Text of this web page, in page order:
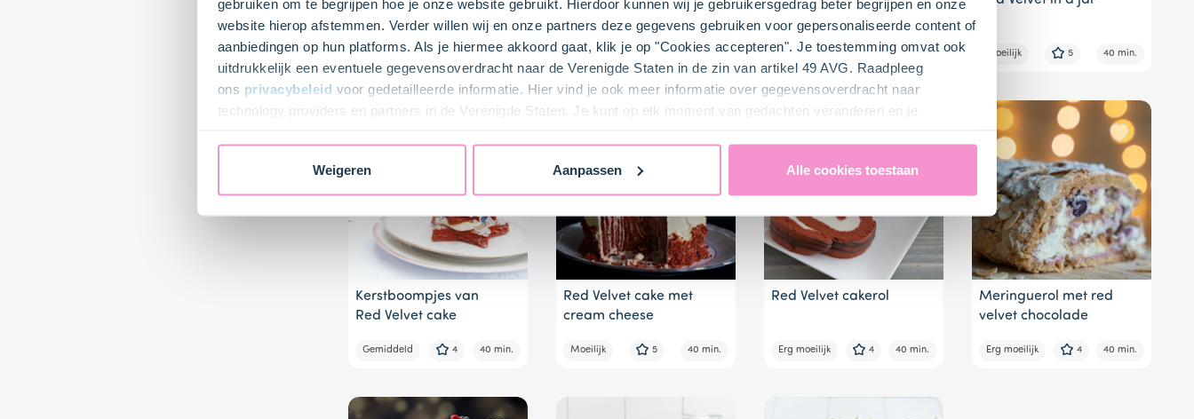
gebruiken om te begrijpen hoe je onze website gebruikt. Hierdoor kunnen wij je gebruikersgedrag beter begrijpen en onze
website hierop afstemmen. Verder willen wij en onze partners deze gegevens gebruiken voor gepersonaliseerde content of
aanbiedingen op hun platforms. Als je hiermee akkoord gaat, klik je op "Cookies accepteren". Je toestemming omvat ook
uitdrukkelijk een eventuele gegevensoverdracht naar de Verenigde Staten in de zin van artikel 49 AVG. Raadpleeg
ons privacybeleid voor gedetailleerde informatie. Hier vind je ook meer informatie over gegevensoverdracht naar
technology providers en partners in de Verenigde Staten. Je kunt op elk moment van gedachten veranderen en je
Weigeren Aanpassen Alle cookies toestaan
sneeuwpoppen
Moeilijk 0 40 min. Erg moeilijk 3 25 min.
halloweentaart
Moeilijk 4 45 min. Moeilijk 5 40 min.
Kerstboompjes van
Red Velvet cake
Gemiddeld 4 40 min.
Red Velvet cake met
cream cheese
Moeilijk 5 40 min.
Red Velvet cakerol
Erg moeilijk 4 40 min.
Meringuerol met red
velvet chocolade
Erg moeilijk 4 40 min.